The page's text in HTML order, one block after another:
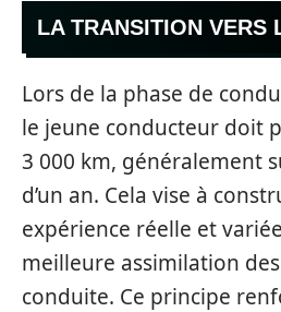
LA TRANSITION VERS
Lors de la phase de
le jeune conducteur doit
3 000 km, généralement
d’un an. Cela vise à
expérience réelle et
meilleure assimilation
conduite. Ce principe